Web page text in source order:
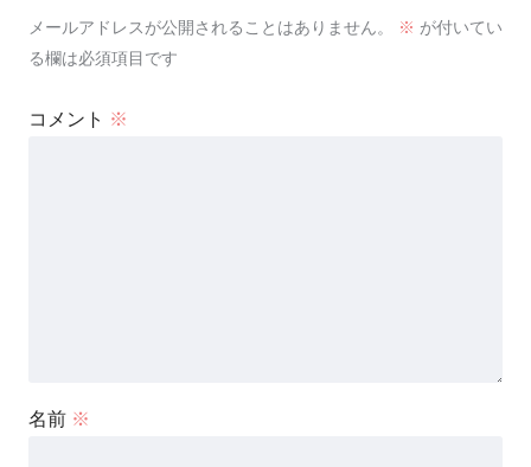
メールアドレスが公開されることはありません。 ※ が付いてい
る欄は必須項目です
コメント ※
名前 ※